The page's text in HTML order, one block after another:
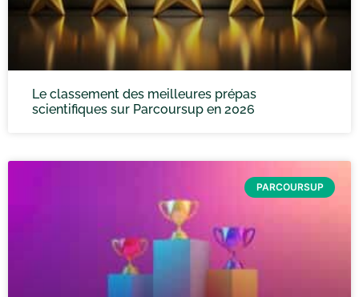
Le classement des meilleures prépas
scientifiques sur Parcoursup en 2026
PARCOURSUP